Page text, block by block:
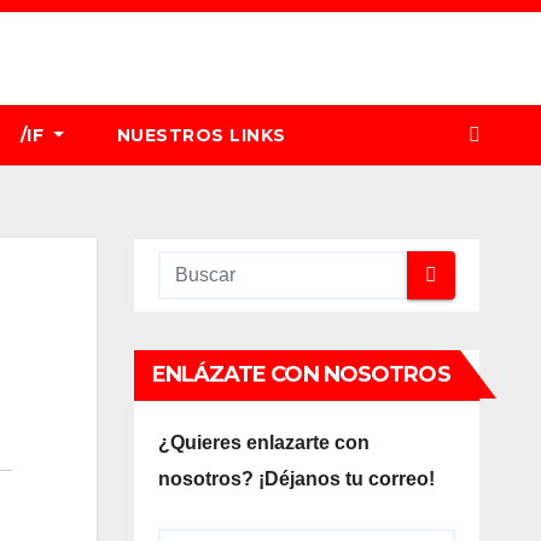
/IF NUESTROS LINKS
ENLÁZATE CON NOSOTROS
¿Quieres enlazarte con
nosotros? ¡Déjanos tu correo!